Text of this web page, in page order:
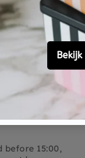
before 15:00,